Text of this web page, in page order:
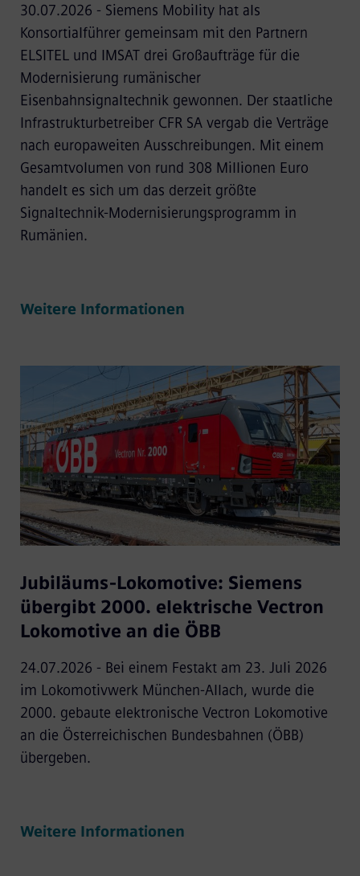
30.07.2026 - Siemens Mobility hat als
Konsortialführer gemeinsam mit den Partnern
ELSITEL und IMSAT drei Großaufträge für die
Modernisierung rumänischer
Eisenbahnsignaltechnik gewonnen. Der staatliche
Infrastrukturbetreiber CFR SA vergab die Verträge
nach europaweiten Ausschreibungen. Mit einem
Gesamtvolumen von rund 308 Millionen Euro
handelt es sich um das derzeit größte
Signaltechnik-Modernisierungsprogramm in
Rumänien.
Weitere Informationen
Jubiläums-Lokomotive: Siemens
übergibt 2000. elektrische Vectron
Lokomotive an die ÖBB
24.07.2026 - Bei einem Festakt am 23. Juli 2026
im Lokomotivwerk München-Allach, wurde die
2000. gebaute elektronische Vectron Lokomotive
an die Österreichischen Bundesbahnen (ÖBB)
übergeben.
Weitere Informationen